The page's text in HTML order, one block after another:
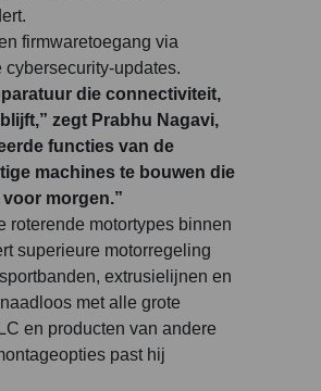
firmwaretoegang via
updates.
die connectiviteit,
zegt Prabhu Nagavi,
functies van de
machines te bouwen die
morgen.”
roterende motortypes binnen
superieure motorregeling
extrusielijnen en
met alle grote
en producten van andere
past hij